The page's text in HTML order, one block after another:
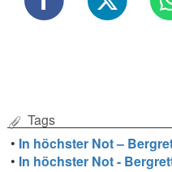
Tags
• In höchster Not –
• In höchster Not -